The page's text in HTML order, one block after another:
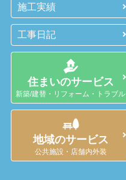
施工実績
工事日記
住まいのサービス
新築/建替・リフォーム・トラブル
地域のサービス
公共施設・店舗内外装